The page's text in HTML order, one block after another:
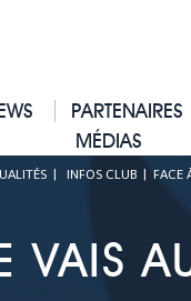
PARTENAIRES
MÉDIAS
INFOS CLUB FACE
VAIS